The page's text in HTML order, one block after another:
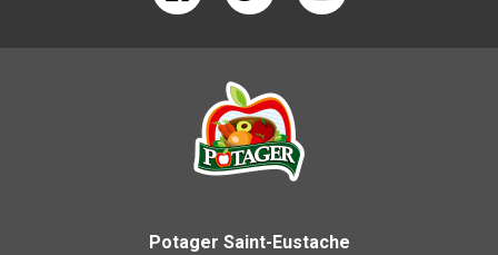
Potager Saint-Eustache